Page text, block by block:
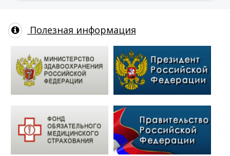
Полезная информация